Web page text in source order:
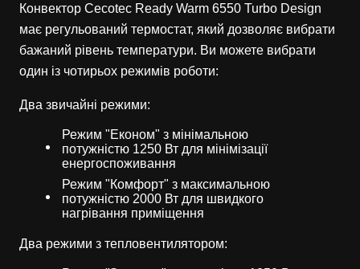
Конвектор Cecotec Ready Warm 6550 Turbo Design
має регульований термостат, який дозволяє вибрати
бажаний рівень температури. Ви можете вибрати
один із чотирьох режимів роботи:
Два звичайні режими:
Режим "Економ" з мінімальною
потужністю 1250 Вт для мінімізації
енергоспоживання
Режим "Комфорт" з максимальною
потужністю 2000 Вт для швидкого
нагрівання приміщення
Два режими з тепловентилятором: